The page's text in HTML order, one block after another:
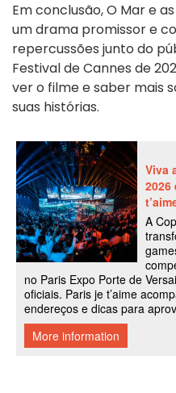
Em conclusão, O Mar e as
um drama promissor e
repercussões junto do
Festival de Cannes de
ver o filme e saber mais
suas histórias.